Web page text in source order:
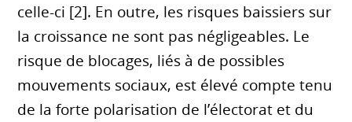
celle-ci [2]. En outre, les risques baissiers sur
la croissance ne sont pas négligeables. Le
risque de blocages, liés à de possibles
mouvements sociaux, est élevé compte tenu
de la forte polarisation de l’électorat et du